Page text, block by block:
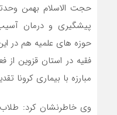
حجت الاسلام بهمن
پیشگیری و درمان
حوزه های علمیه هم در
فقیه در استان قزوین
مبارزه با بیماری کرونا
وی خاطرنشان کرد: